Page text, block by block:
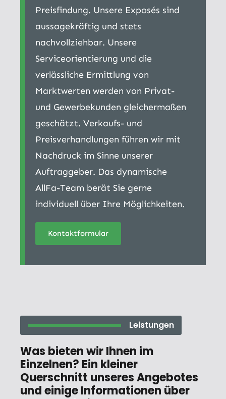
Preisfindung. Unsere Exposés sind
aussagekräftig und stets
nachvollziehbar. Unsere
Serviceorientierung und die
verlässliche Ermittlung von
Marktwerten werden von Privat-
und Gewerbekunden gleichermaßen
geschätzt. Verkaufs- und
Preisverhandlungen führen wir mit
Nachdruck im Sinne unserer
Auftraggeber. Das dynamische
AllFa-Team berät Sie gerne
individuell über Ihre Möglichkeiten.
Kontaktformular
Leistungen
Was bieten wir Ihnen im
Einzelnen? Ein kleiner
Querschnitt unseres Angebotes
und einige Informationen über